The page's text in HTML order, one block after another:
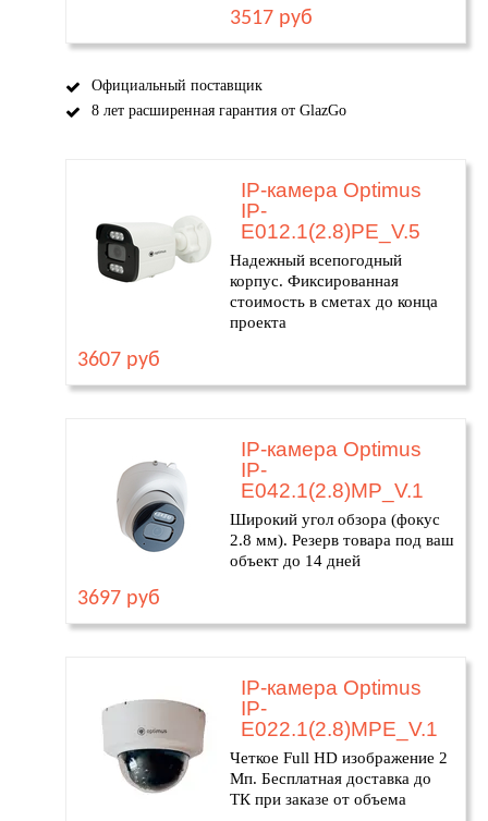
3517 руб
Официальный поставщик
8 лет расширенная гарантия от GlazGo
IP-камера Optimus
IP-
E012.1(2.8)PE_V.5
Надежный всепогодный
корпус. Фиксированная
стоимость в сметах до конца
проекта
3607 руб
IP-камера Optimus
IP-
E042.1(2.8)MP_V.1
Широкий угол обзора (фокус
2.8 мм). Резерв товара под ваш
объект до 14 дней
3697 руб
IP-камера Optimus
IP-
E022.1(2.8)MPE_V.1
Четкое Full HD изображение 2
Мп. Бесплатная доставка до
ТК при заказе от объема